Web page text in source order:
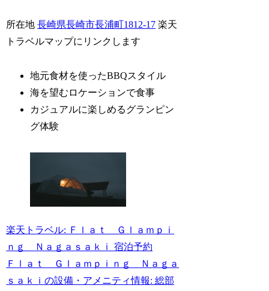
所在地長崎県長崎市長浦町1812-17 楽天
トラベルマップにリンクします
地元食材を使ったBBQスタイル
海を望むロケーションで食事
カジュアルに楽しめるグランピン
グ体験
楽天トラベル: Ｆｌａｔ Ｇｌａｍｐｉ
ｎｇ Ｎａｇａｓａｋｉ 宿泊予約
Ｆｌａｔ Ｇｌａｍｐｉｎｇ Ｎａｇａ
ｓａｋｉの設備・アメニティ情報: 総部